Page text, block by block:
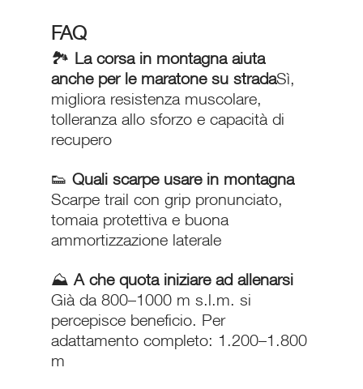
FAQ
🏞️ La corsa in montagna aiuta
anche per le maratone su stradaSì,
migliora resistenza muscolare,
tolleranza allo sforzo e capacità di
recupero
👟 Quali scarpe usare in montagna
Scarpe trail con grip pronunciato,
tomaia protettiva e buona
ammortizzazione laterale
⛰️ A che quota iniziare ad allenarsi
Già da 800–1000 m s.l.m. si
percepisce beneficio. Per
adattamento completo: 1.200–1.800
m